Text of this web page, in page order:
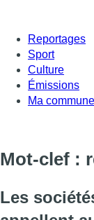
Reportages
Sport
Culture
Émissions
Ma commune
Mot-clef :
Les